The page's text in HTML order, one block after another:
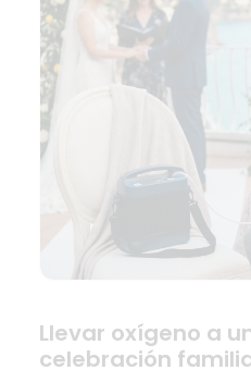
Llevar oxígeno a
celebración